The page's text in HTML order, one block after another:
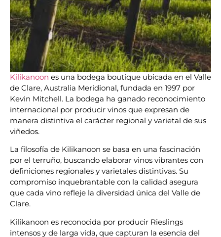
Kilikanoon es una bodega boutique ubicada en el Valle
de Clare, Australia Meridional, fundada en 1997 por
Kevin Mitchell. La bodega ha ganado reconocimiento
internacional por producir vinos que expresan de
manera distintiva el carácter regional y varietal de sus
viñedos.
La filosofía de Kilikanoon se basa en una fascinación
por el terruño, buscando elaborar vinos vibrantes con
definiciones regionales y varietales distintivas. Su
compromiso inquebrantable con la calidad asegura
que cada vino refleje la diversidad única del Valle de
Clare.
Kilikanoon es reconocida por producir Rieslings
intensos y de larga vida, que capturan la esencia del